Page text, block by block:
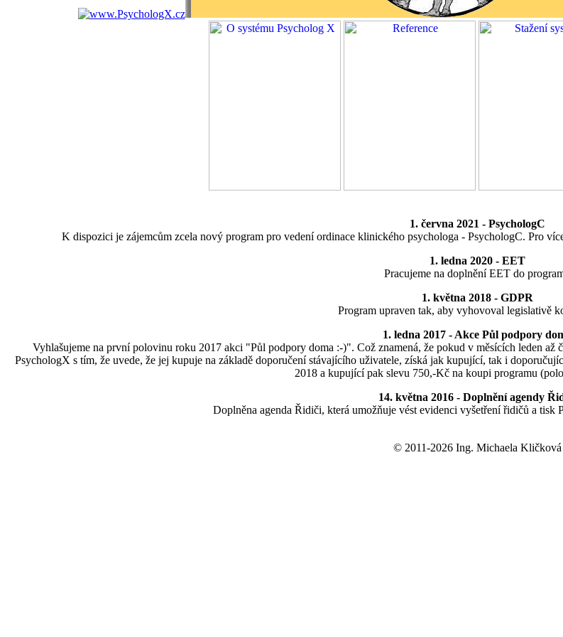
1. června 2021 - PsychologC
K dispozici je zájemcům zcela nový program pro vedení ordinace klinického psychologa - PsychologC. Pro
1. ledna 2020- EET
Pracujeme na doplnění EET do
1. května 2018- GDPR
Program upraven tak, aby vyhovoval legislativě
1. ledna 2017- Akce Půl podpory
Vyhlašujeme na první polovinu roku 2017 akci "Půl podpory doma :-)". Což znamená, že pokud v měsících leden až
PsychologX s tím, že uvede, že jej kupuje na základě doporučení stávajícího uživatele, získá jak kupující, tak i
2018 a kupující pak slevu 750,-Kč na koupi programu
14. května 2016 - Doplnění agendy
Doplněna agenda Řidiči, která umožňuje vést evidenci vyšetření řidičů a tisk
© 2011-2026 Ing. Michaela Kličková